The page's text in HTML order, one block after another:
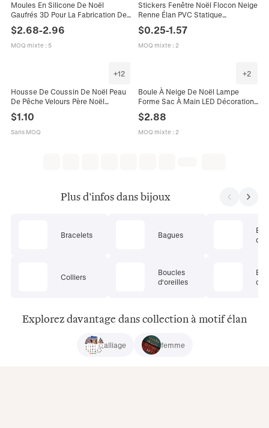
Moules En Silicone De Noël
Gaufrés 3D Pour La Fabrication De
Bougies Bricolage Bonhomme De
Neige Élan Flocon De Neige Savon
$2.68-2.96
MOQ mixte: 5
Stickers Fenêtre Noël Flocon Neige
Renne Élan PVC Statique
Décalcomanies Pour Vitrine
Maison Décor
$0.25-1.57
MOQ mixte: 2
+12
Housse De Coussin De Noël Peau
De Pêche Velours Père Noël
De Fête Maison Salon Canapé
$1.10
Sans MOQ
+2
Boule À Neige De Noël Lampe
Forme Sac À Main LED Décoration
Père Noël Bonhomme De Neige
$2.88
MOQ mixte: 2
Plus d'infos dans bijoux
Bracelets
Colliers
Bagues
Boucles
d'oreilles
de
Explorez davantage dans collection à motif élan
alliage femme